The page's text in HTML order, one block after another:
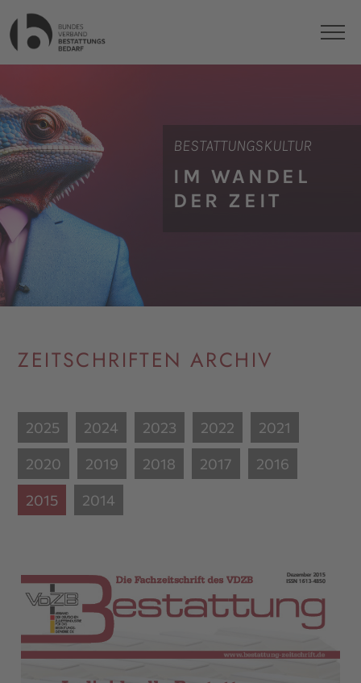
BESTATTUNGSKULTUR
IM WANDEL
DER ZEIT
ZEITSCHRIFTEN ARCHIV
2025 2024 2023 2022 2021
2020 2019 2018 2017 2016
2015 2014